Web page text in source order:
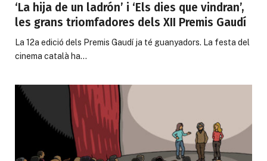
‘La hija de un ladrón’ i ‘Els dies que vindran’,
les grans triomfadores dels XII Premis Gaudí
La 12a edició dels Premis Gaudí ja té guanyadors. La festa del
cinema català ha…